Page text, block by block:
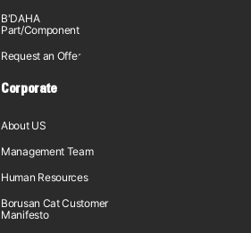
B'DAHA
Part/Component
Request an Offer
Corporate
About US
Management Team
Human Resources
Borusan Cat Customer
Manifesto